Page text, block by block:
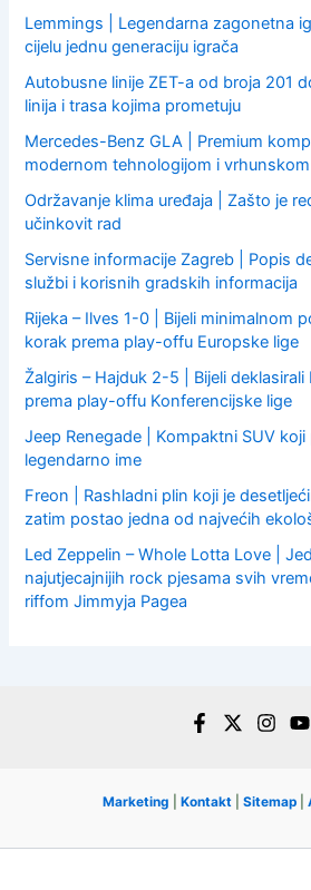
Lemmings | Legendarna zagonetna
cijelu jednu generaciju igrača
Autobusne linije ZET-a od broja 201
linija i trasa kojima prometuju
Mercedes-Benz GLA | Premium
modernom tehnologijom i
Održavanje klima uređaja | Zašto je
učinkovit rad
Servisne informacije Zagreb | Popis
službi i korisnih gradskih informacija
Rijeka – Ilves 1-0 | Bijeli minimalnom
korak prema play-offu Europske lige
Žalgiris – Hajduk 2-5 | Bijeli
prema play-offu Konferencijske lige
Jeep Renegade | Kompaktni SUV
legendarno ime
Freon | Rashladni plin koji je
zatim postao jedna od najvećih
Led Zeppelin – Whole Lotta Love |
najutjecajnijih rock pjesama svih
riffom Jimmyja Pagea
Marketing Kontakt Sitemap